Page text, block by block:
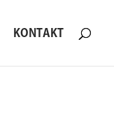
KONTAKT